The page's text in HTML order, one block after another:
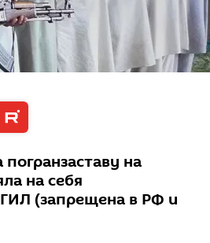
на
на себя
(запрещена в РФ и